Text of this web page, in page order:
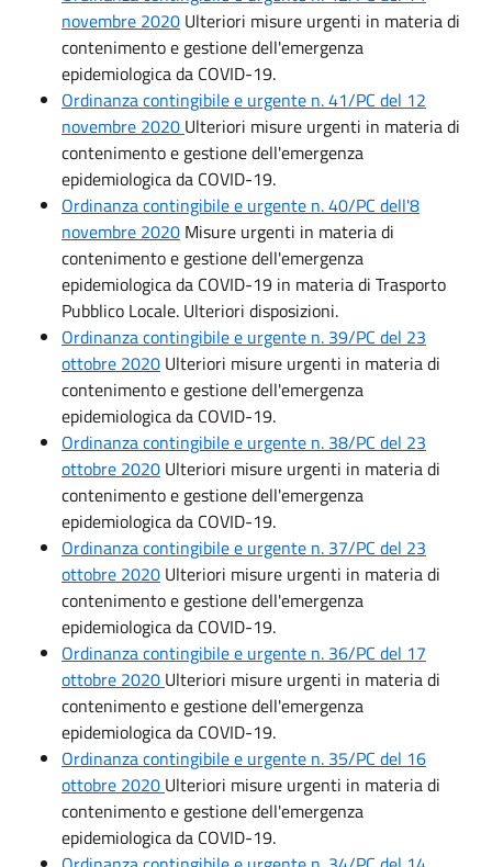
novembre 2020 Ulteriori misure urgenti in materia di
contenimento e gestione dell'emergenza
epidemiologica da COVID-19.
Ordinanza contingibile e urgente n. 41/PC del 12
novembre 2020 Ulteriori misure urgenti in materia di
contenimento e gestione dell'emergenza
epidemiologica da COVID-19.
Ordinanza contingibile e urgente n. 40/PC dell'8
novembre 2020 Misure urgenti in materia di
contenimento e gestione dell'emergenza
epidemiologica da COVID-19 in materia di Trasporto
Pubblico Locale. Ulteriori disposizioni.
Ordinanza contingibile e urgente n. 39/PC del 23
ottobre 2020 Ulteriori misure urgenti in materia di
contenimento e gestione dell'emergenza
epidemiologica da COVID-19.
Ordinanza contingibile e urgente n. 38/PC del 23
ottobre 2020 Ulteriori misure urgenti in materia di
contenimento e gestione dell'emergenza
epidemiologica da COVID-19.
Ordinanza contingibile e urgente n. 37/PC del 23
ottobre 2020 Ulteriori misure urgenti in materia di
contenimento e gestione dell'emergenza
epidemiologica da COVID-19.
Ordinanza contingibile e urgente n. 36/PC del 17
ottobre 2020 Ulteriori misure urgenti in materia di
contenimento e gestione dell'emergenza
epidemiologica da COVID-19.
Ordinanza contingibile e urgente n. 35/PC del 16
ottobre 2020 Ulteriori misure urgenti in materia di
contenimento e gestione dell'emergenza
epidemiologica da COVID-19.